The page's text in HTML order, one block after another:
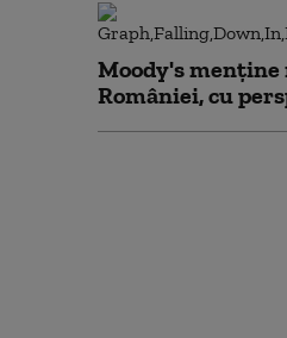
Moody's
României, cu